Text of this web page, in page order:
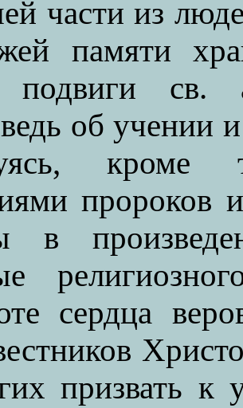
части из
памяти
подвиги св.
об учении
кроме
пророков
в
сердца
призвать к